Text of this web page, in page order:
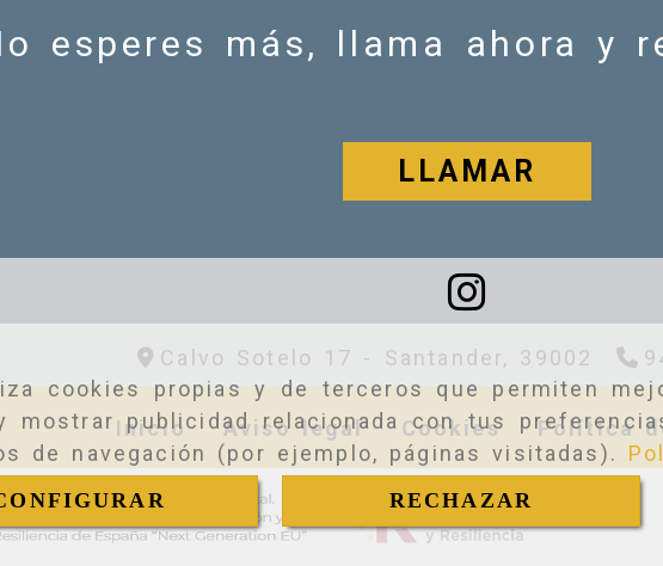
cookies propias y de terceros que permiten
publicidad relacionada con tus
de navegación (por ejemplo, páginas visitadas).
RECHAZAR
esperes más, llama ahora y
LLAMAR
Calvo Sotelo 17 - Santander, 39002
Inicio Aviso legal Cookies Política